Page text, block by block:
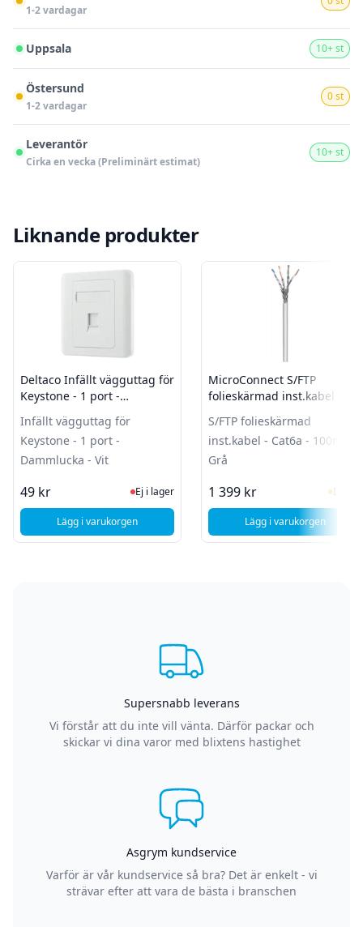
1-2 vardagar
Uppsala 10+ st
Östersund
1-2 vardagar
0 st
Leverantör
Cirka en vecka (Preliminärt estimat)
10+ st
Liknande produkter
Deltaco Infällt vägguttag för
Keystone - 1 port -
Infällt vägguttag för
Keystone - 1 port -
Dammlucka - Vit
49 kr Ej i lager, besök produktsidan för
Ej i lager
Lägg i varukorgen, Deltaco Infällt vägguttag för Keystone - 1 port -
MicroConnect S/FTP
folieskärmad inst.kabel -
S/FTP folieskärmad
inst.kabel - Cat6a - 100m -
Grå
1 399 kr I
Lägg i varukorgen
, MicroConnect
Supersnabb leverans
Vi förstår att du inte vill vänta. Därför packar och
skickar vi dina varor med blixtens hastighet
Asgrym kundservice
Varför är vår kundservice så bra? Det är enkelt - vi
strävar efter att vara de bästa i branschen